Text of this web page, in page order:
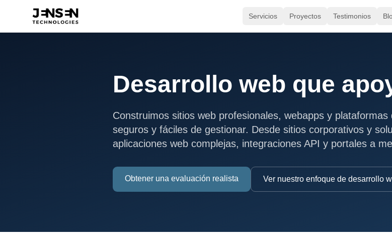
Servicios Proyectos Testimonios
Desarrollo web que
Construimos sitios web profesionales, webapps y plataformas
seguros y fáciles de gestionar. Desde sitios corporativos y
aplicaciones web complejas, integraciones API y portales a
Obtener una evaluación realista Ver nuestro enfoque de desarrollo